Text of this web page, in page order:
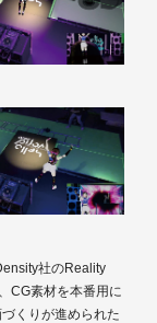
社のReality
CG素材を本番用に
くりが進められた